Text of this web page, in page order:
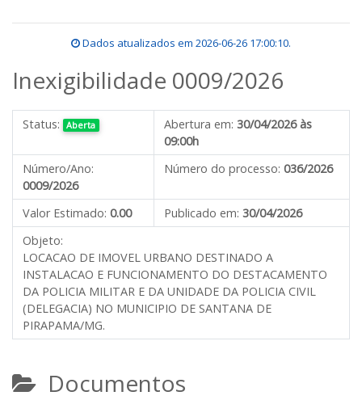
Dados atualizados em 2026-06-26 17:00:10.
Inexigibilidade 0009/2026
Status: Aberta Abertura em: 30/04/2026 às
09:00h
Número/Ano:
0009/2026
Número do processo: 036/2026
Valor Estimado: 0.00 Publicado em: 30/04/2026
Objeto:
LOCACAO DE IMOVEL URBANO DESTINADO A
INSTALACAO E FUNCIONAMENTO DO DESTACAMENTO
DA POLICIA MILITAR E DA UNIDADE DA POLICIA CIVIL
(DELEGACIA) NO MUNICIPIO DE SANTANA DE
PIRAPAMA/MG.
Documentos